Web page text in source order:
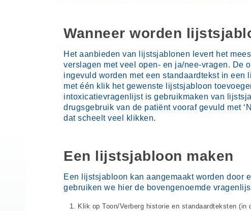
Wanneer worden
Het aanbieden van lijstsjablonen levert het
verslagen met veel open- en ja/nee-vragen. De
ingevuld worden met een standaardtekst in
met één klik het gewenste lijstsjabloon
intoxicatievragenlijst is gebruikmaken van
drugsgebruik van de patiënt vooraf gevuld met
dat scheelt veel klikken.
Een lijstsjabloon maken
Een lijstsjabloon kan aangemaakt worden door
gebruiken we hier de bovengenoemde
Klik op Toon/Verberg historie en standaardteksten